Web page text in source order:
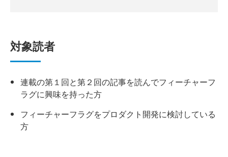
対象読者
連載の第１回と第２回の記事を読んでフィーチャーフ
ラグに興味を持った方
フィーチャーフラグをプロダクト開発に検討している
方